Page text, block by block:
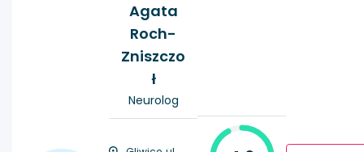
Agata
Roch-
Zniszczo
ł
Neurolog